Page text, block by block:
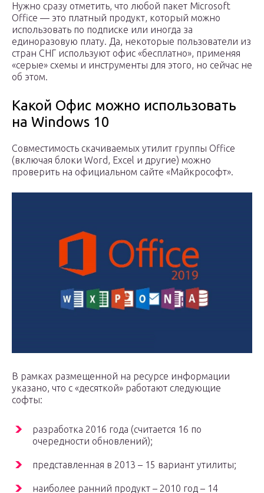
Нужно сразу отметить, что любой пакет Microsoft
Office — это платный продукт, который можно
использовать по подписке или иногда за
единоразовую плату. Да, некоторые пользователи из
стран СНГ используют офис «бесплатно», применяя
«серые» схемы и инструменты для этого, но сейчас не
об этом.
Какой Офис можно использовать
на Windows 10
Совместимость скачиваемых утилит группы Office
(включая блоки Word, Excel и другие) можно
проверить на официальном сайте «Майкрософт».
В рамках размещенной на ресурсе информации
указано, что с «десяткой» работают следующие
софты:
разработка 2016 года (считается 16 по
очередности обновлений);
представленная в 2013 – 15 вариант утилиты;
наиболее ранний продукт – 2010 год – 14